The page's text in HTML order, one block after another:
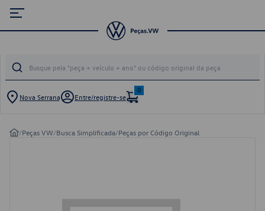
Nova Serrana Entre/registre-se
0
/Peças VW/Busca Simplificada/Peças por Código Original